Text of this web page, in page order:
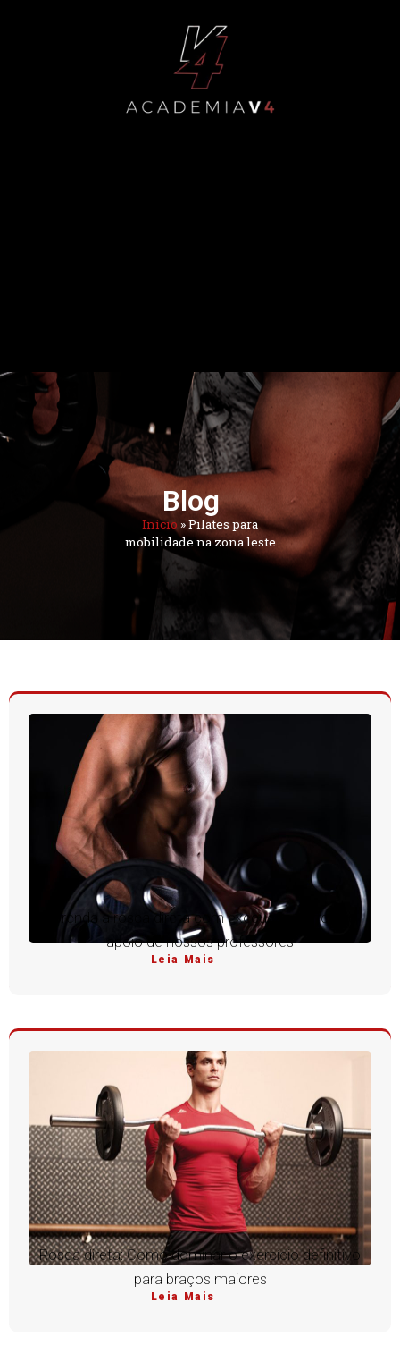
Blog
Início »Pilates para
mobilidade na zona leste
Aprenda a rosca direta com execução perfeita e
apoio de nossos professores
Leia Mais
Rosca direta: Como dominar o exercício definitivo
para braços maiores
Leia Mais